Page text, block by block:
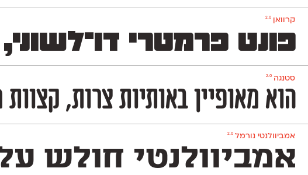
קרוואן2.0
פונט פרמטרי
סטנגה2.0
הוא מאופיין באותיות צרות,
אמביוולנטי נורמל2.0
אמביוולנטי חולש